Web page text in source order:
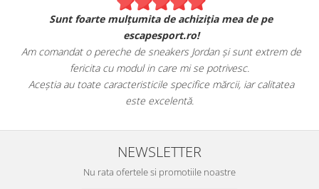
Sunt foarte mulțumita de achiziția mea de pe
escapesport.ro!
Am comandat o pereche de sneakers Jordan și sunt extrem de
fericita cu modul in care mi se potrivesc.
Aceștia au toate caracteristicile specifice mărcii, iar calitatea
este excelentă.
NEWSLETTER
Nu rata ofertele si promotiile noastre